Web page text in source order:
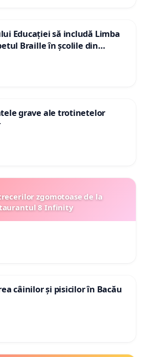
Educației să includă Limba
Braille în școlile din
grave ale trotinetelor
zgomotoase de la
8 Infinity
câinilor și pisicilor în Bacău